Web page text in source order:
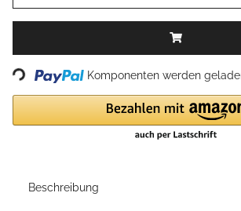
Loading... Komponenten werden
Beschreibung